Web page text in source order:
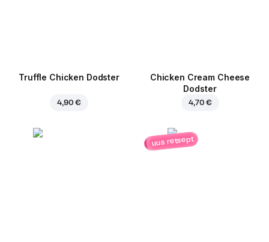
Truffle Chicken Dodster
4,90 €
Chicken Cream Cheese
Dodster
4,70 €
uus retsept